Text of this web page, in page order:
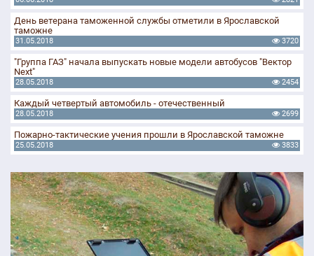
День ветерана таможенной службы отметили в Ярославской
таможне
31.05.2018 3720
"Группа ГАЗ" начала выпускать новые модели автобусов "Вектор
Next"
28.05.2018 2454
Каждый четвертый автомобиль - отечественный
28.05.2018 2699
Пожарно-тактические учения прошли в Ярославской таможне
25.05.2018 3833